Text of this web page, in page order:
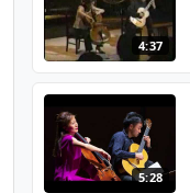
4:37
5:28